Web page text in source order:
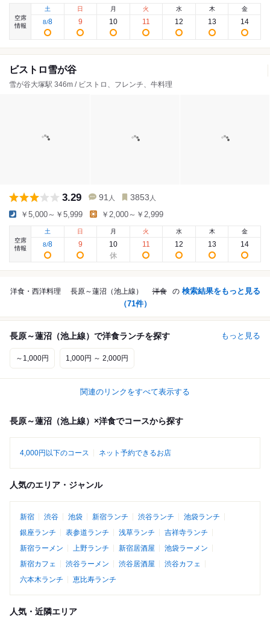
空席
情報
土
8/8
日
9
月
10
火
11
水
12
木
13
金
14
ビストロ雪が谷
雪が谷大塚駅 346m / ビストロ、フレンチ、牛料理
3.29 91 人 3853 人
￥5,000～￥5,999 ￥2,000～￥2,999
空席
情報
土
8/8
日
9
月
10
火
11
水
12
木
13
金
14
洋食・西洋料理 長原～蓮沼（池上線） 洋食 の 検索結果をもっと見る
（71件）
長原～蓮沼（池上線）で洋食ランチを探す もっと見る
～1,000円 1,000円 ～ 2,000円
関連のリンクをすべて表示する
長原～蓮沼（池上線）×洋食でコースから探す
4,000円以下のコース ネット予約できるお店
人気のエリア・ジャンル
新宿 渋谷 池袋 新宿ランチ 渋谷ランチ
池袋ランチ
銀座ランチ
表参道ランチ 浅草ランチ
吉祥寺ランチ
新宿ラーメン
上野ランチ 新宿居酒屋
池袋ラーメン
新宿カフェ
渋谷ラーメン 渋谷居酒屋
渋谷カフェ
六本木ランチ
恵比寿ランチ
人気・近隣エリア